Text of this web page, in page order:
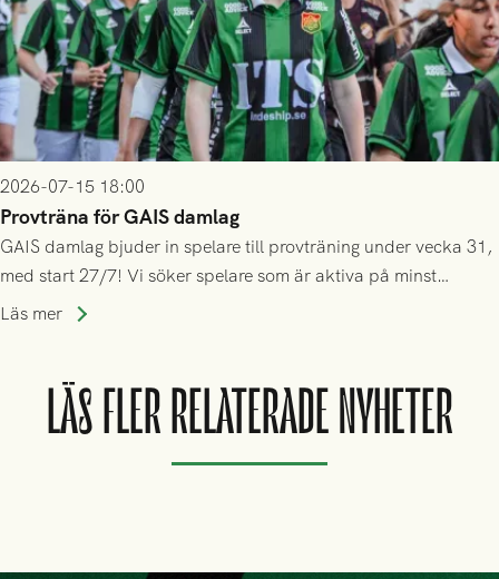
2026-07-15 18:00
Provträna för GAIS damlag
GAIS damlag bjuder in spelare till provträning under vecka 31,
med start 27/7! Vi söker spelare som är aktiva på minst
division 3-nivå.
Läs mer
LÄS FLER RELATERADE NYHETER